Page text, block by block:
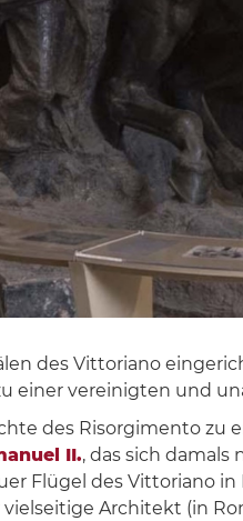
des Vittoriano
einer vereinigten und
des Risorgimento zu
II., das sich
Flügel des Vittoriano
Architekt (in